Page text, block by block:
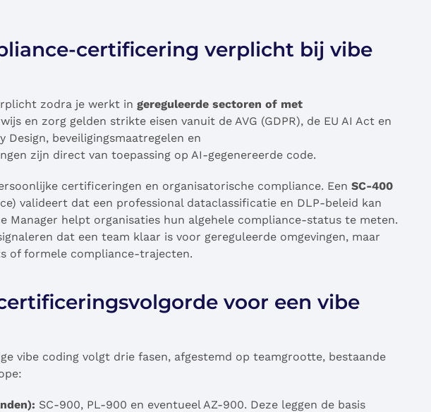
certificering verplicht bij vibe
zodra je werkt ingereguleerde sectoren of met
en zorg gelden strikte eisen vanuit de AVG (GDPR), de EU AI Act en
Design, beveiligingsmaatregelen en
zijn direct van toepassing op AI-gegenereerde code.
certificeringen en organisatorische compliance. EenSC-400
valideert dat een professional dataclassificatie en DLP-beleid kan
Manager helpt organisaties hun algehele compliance-status te meten.
dat een team klaar is voor gereguleerde omgevingen, maar
of formele compliance-trajecten.
voor een vibe
vibe coding volgt drie fasen, afgestemd op teamgrootte, bestaande
SC-900, PL-900 en eventueel AZ-900. Deze leggen de basis